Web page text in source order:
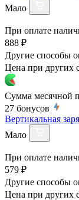
Мало
При оплате
888 ₽
Другие способы
Цена при других
Сумма месячной
27 бонусов
Вертикальная
Мало
При оплате
579 ₽
Другие способы
Цена при других